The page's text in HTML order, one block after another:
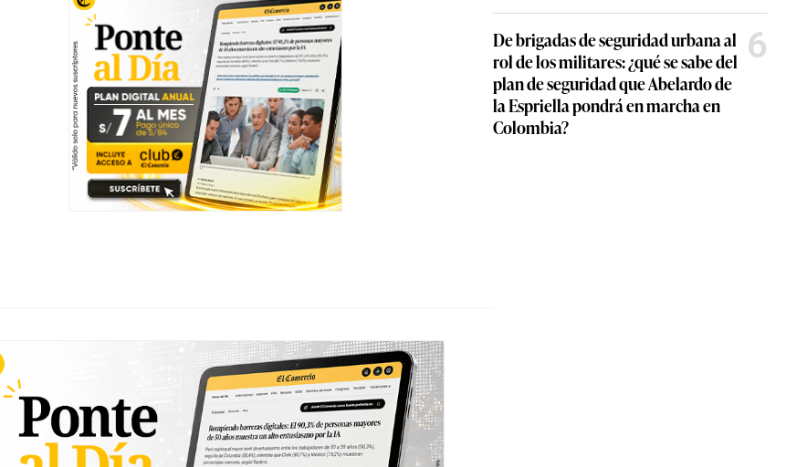
De brigadas de seguridad urbana al
rol de los militares: ¿qué se sabe del
plan de seguridad que Abelardo de
la Espriella pondrá en marcha en
Colombia?
6